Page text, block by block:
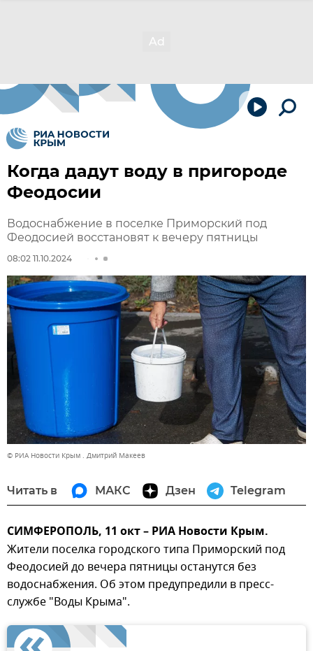
Когда дадут воду в пригороде
Феодосии
Водоснабжение в поселке Приморский под
Феодосией восстановят к вечеру пятницы
08:02 11.10.2024
© РИА Новости Крым . Дмитрий Макеев
Читать в МАКС Дзен Telegram
СИМФЕРОПОЛЬ, 11 окт – РИА Новости Крым.
Жители поселка городского типа Приморский под
Феодосией до вечера пятницы останутся без
водоснабжения. Об этом предупредили в пресс-
службе "Воды Крыма".